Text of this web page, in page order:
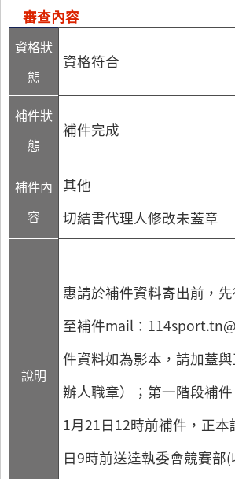
審查內容
資格狀
態
資格符合
補件狀
態
補件完成
補件內
容
其他
切結書代理人修改未蓋章
說明
惠請於補件資料寄出前，
至補件mail：
件資料如為影本，請加蓋
辦人職章）；第一階段補
1月21日12時前補件，正
日9時前送達執委會競賽部